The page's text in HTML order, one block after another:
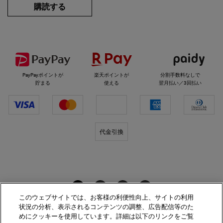
購読する
PayPayポイントが
貯まる
楽天ポイントが
使える
分割手数料なしで
翌月払い／3回払い
代金引換
このウェブサイトでは、お客様の利便性向上、サイトの利用
状況の分析、表示されるコンテンツの調整、広告配信等のた
めにクッキーを使用しています。詳細は以下のリンクをご覧